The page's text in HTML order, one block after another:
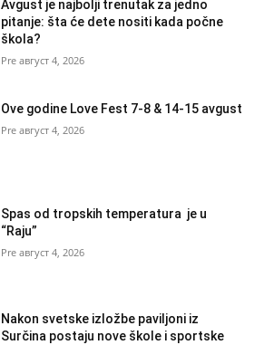
Avgust je najbolji trenutak za jedno
pitanje: šta će dete nositi kada počne
škola?
август 4, 2026
Ove godine Love Fest 7-8 & 14-15 avgust
август 4, 2026
Spas od tropskih temperatura je u
“Raju”
август 4, 2026
Nakon svetske izložbe paviljoni iz
Surčina postaju nove škole i sportske